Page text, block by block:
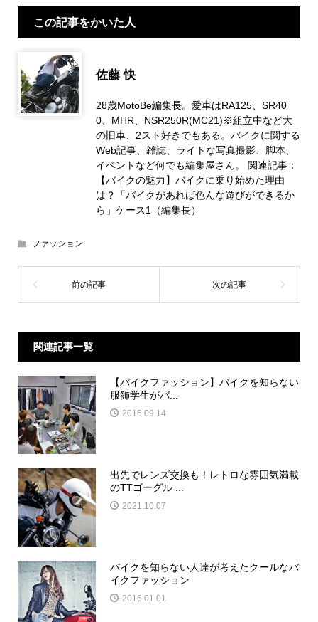
この記事をかいた人
佐藤 快
28歳MotoBe編集長。愛車はRA125、SR40
0、MHR、NSR250R(MC21)※組立中など大
の旧車、2スト好きでもある。バイクに関する
Web記事、雑誌、ライトな写真撮影、脚本、
イベントなど何でも編集屋さん。 関連記事：
【バイクの魅力】バイクに乗り始めた理由
は？「バイクがあれば色んな遊びができるか
ら」ケース1（編集長）
ファッション
関連記事一覧
【バイクファッション】バイクを知らない
服飾学生がバ...
2016.09.14
出先でレンズ交換も！レトロな雰囲気満載
のTTゴーグル ...
2021.10.07
バイクを知らない人達が考えたクールなバ
イクファッション
2016.01.01